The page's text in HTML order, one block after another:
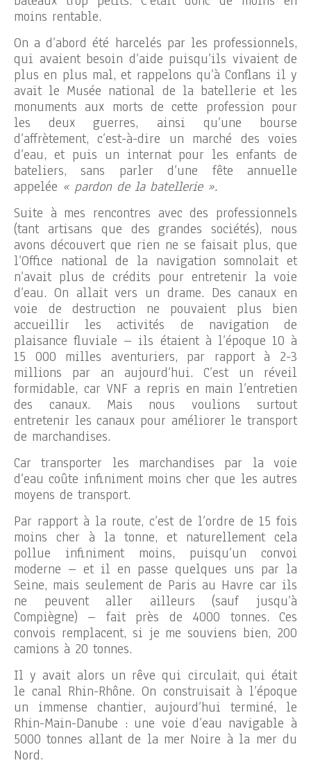
moins rentable.
On a d’abord été harcelés par les professionnels,
qui avaient besoin d’aide puisqu’ils vivaient de
plus en plus mal, et rappelons qu’à Conflans il y
avait le Musée national de la batellerie et les
monuments aux morts de cette profession pour
les deux guerres, ainsi qu’une bourse
d’affrètement, c’est-à-dire un marché des voies
d’eau, et puis un internat pour les enfants de
bateliers, sans parler d’une fête annuelle
appelée « pardon de la batellerie ».
Suite à mes rencontres avec des professionnels
(tant artisans que des grandes sociétés), nous
avons découvert que rien ne se faisait plus, que
l’Office national de la navigation somnolait et
n’avait plus de crédits pour entretenir la voie
d’eau. On allait vers un drame. Des canaux en
voie de destruction ne pouvaient plus bien
accueillir les activités de navigation de
plaisance fluviale – ils étaient à l’époque 10 à
15 000 milles aventuriers, par rapport à 2-3
millions par an aujourd’hui. C’est un réveil
formidable, car VNF a repris en main l’entretien
des canaux. Mais nous voulions surtout
entretenir les canaux pour améliorer le transport
de marchandises.
Car transporter les marchandises par la voie
d’eau coûte infiniment moins cher que les autres
moyens de transport.
Par rapport à la route, c’est de l’ordre de 15 fois
moins cher à la tonne, et naturellement cela
pollue infiniment moins, puisqu’un convoi
moderne – et il en passe quelques uns par la
Seine, mais seulement de Paris au Havre car ils
ne peuvent aller ailleurs (sauf jusqu’à
Compiègne) – fait près de 4000 tonnes. Ces
convois remplacent, si je me souviens bien, 200
camions à 20 tonnes.
Il y avait alors un rêve qui circulait, qui était
le canal Rhin-Rhône. On construisait à l’époque
un immense chantier, aujourd’hui terminé, le
Rhin-Main-Danube : une voie d’eau navigable à
5000 tonnes allant de la mer Noire à la mer du
Nord.